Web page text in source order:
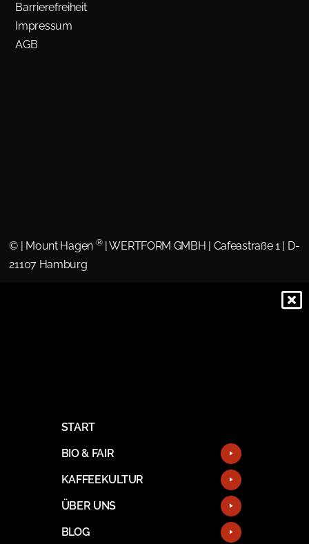
Barrierefreiheit
Impressum
AGB
© | Mount Hagen ®| WERTFORM GMBH | Cafeastraße 1 | D-
21107 Hamburg
START
BIO & FAIR
KAFFEEKULTUR
ÜBER UNS
BLOG